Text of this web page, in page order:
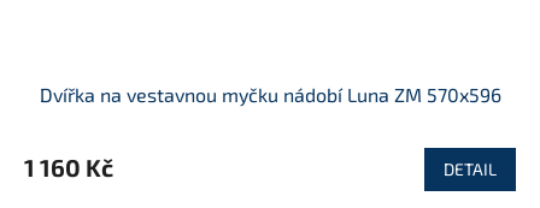
Dvířka na vestavnou myčku nádobí Luna ZM 570x596
1 160 Kč DETAIL